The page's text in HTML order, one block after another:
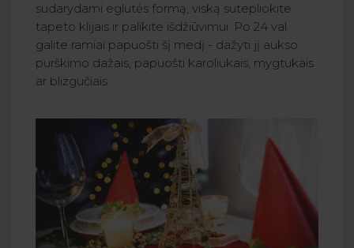
sudarydami eglutės formą, viską sutepliokite
tapeto klijais ir palikite išdžiūvimui. Po 24 val.
galite ramiai papuošti šį medį - dažyti jį aukso
purškimo dažais, papuošti karoliukais, mygtukais
ar blizgučiais.